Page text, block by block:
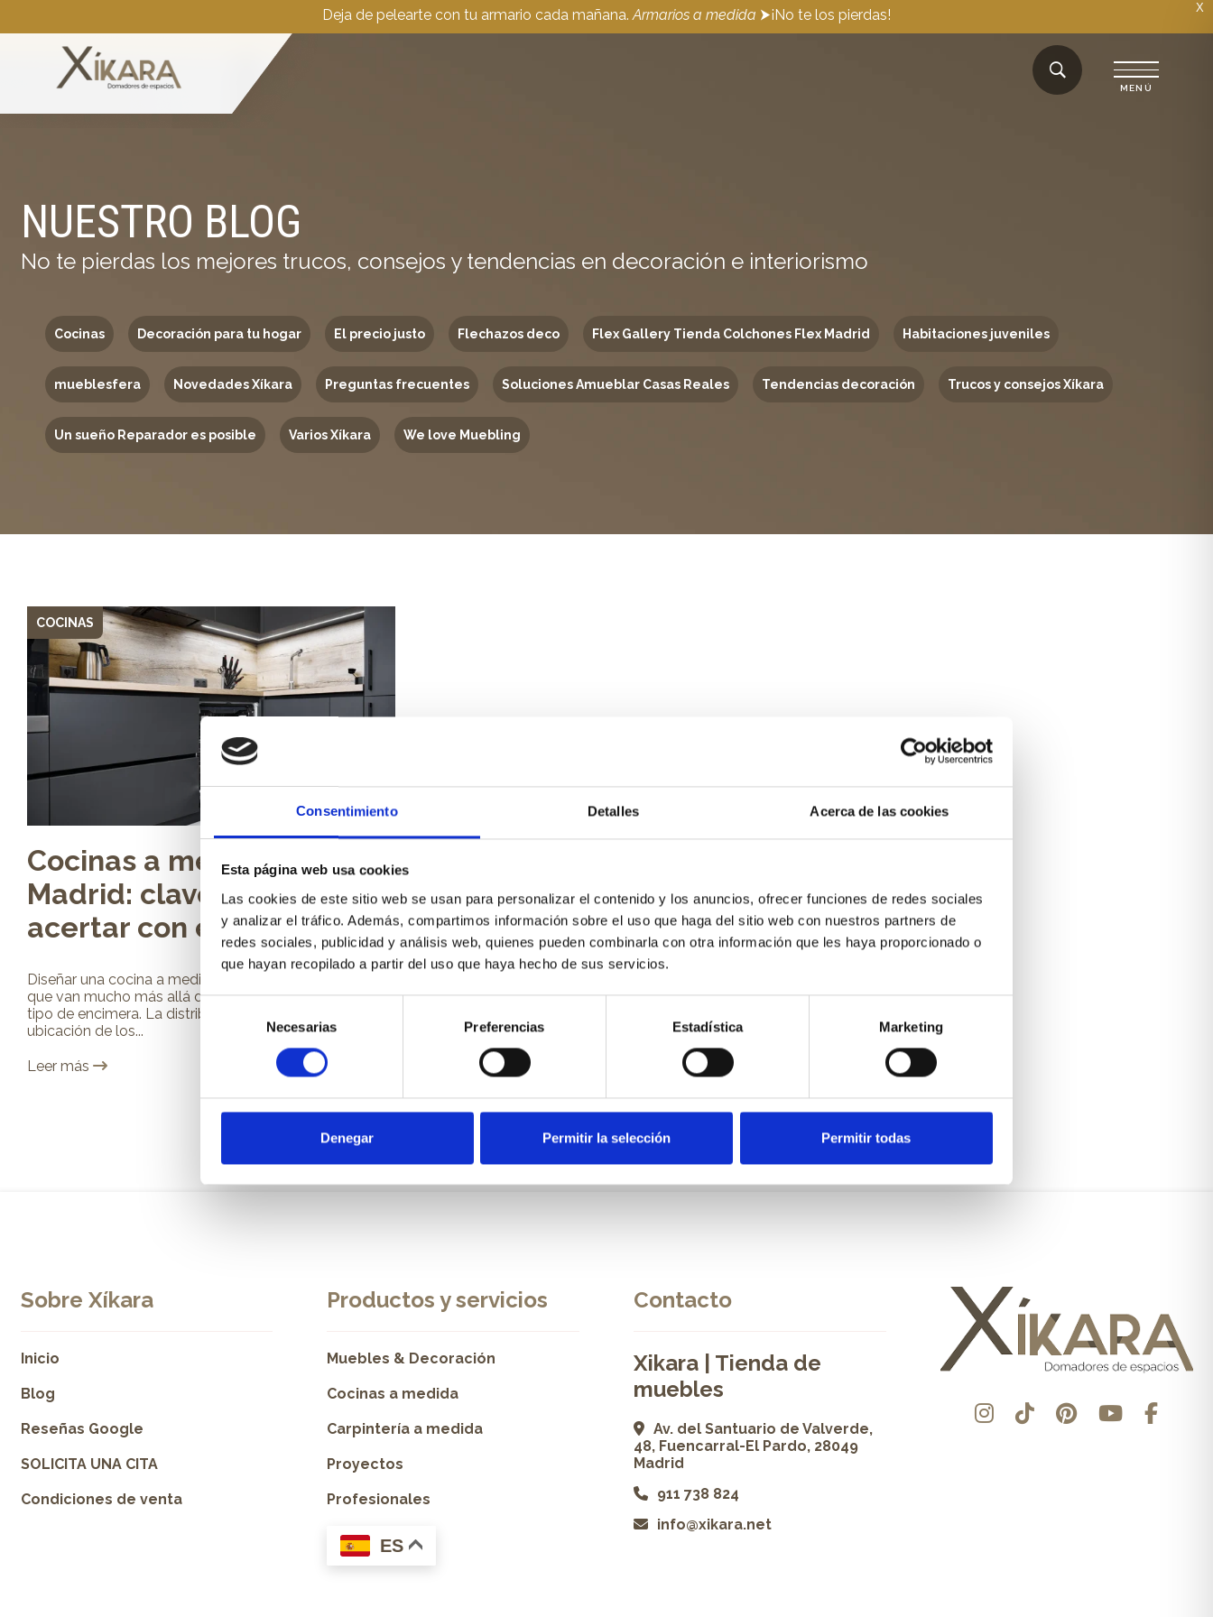
Consentimiento Detalles Acerca de las cookies
Esta página web usa cookies
Las cookies de este sitio web se usan para personalizar el contenido y los anuncios, ofrecer funciones de redes sociales
y analizar el tráfico. Además, compartimos información sobre el uso que haga del sitio web con nuestros partners de
redes sociales, publicidad y análisis web, quienes pueden combinarla con otra información que les haya proporcionado o
que hayan recopilado a partir del uso que haya hecho de sus servicios.
Selección
consentimiento
Necesarias Preferencias Estadística Marketing
Denegar Permitir la selección Permitir todas
X
Deja de pelearte con tu armario cada mañana. Armarios a medida ⮞¡No te los pierdas!
NUESTRO BLOG
No te pierdas los mejores trucos, consejos y tendencias en decoración e interiorismo
Cocinas Decoración para tu hogar El precio justo Flechazos deco Flex Gallery Tienda Colchones Flex Madrid Habitaciones juveniles
mueblesfera Novedades Xíkara Preguntas frecuentes Soluciones Amueblar Casas Reales Tendencias decoración Trucos y consejos Xíkara
Un sueño Reparador es posible Varios Xíkara We love Muebling
COCINAS
Cocinas a medida en
Madrid: claves para
acertar con el diseño
Diseñar una cocina a medida implica tomar decisiones
que van mucho más allá del color de los muebles o del
tipo de encimera. La distribución, el almacenaje, la
ubicación de los...
Leer más
Sobre Xíkara
Inicio
Blog
Reseñas Google
SOLICITA UNA CITA
Condiciones de venta
Productos y servicios
Muebles & Decoración
Cocinas a medida
Carpintería a medida
Proyectos
Profesionales
ES
Contacto
Xikara | Tienda de
muebles
Av. del Santuario de Valverde,
48, Fuencarral-El Pardo, 28049
Madrid
911 738 824
info@xikara.net